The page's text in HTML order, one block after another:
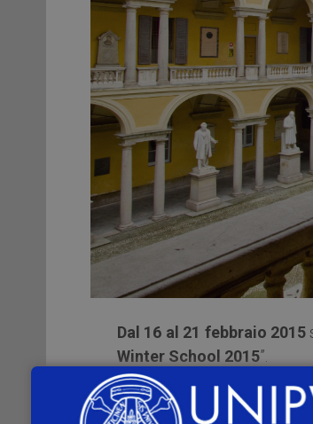
Dal 16 al 21 febbraio 2015
Winter School 2015”.
All’interno del programma